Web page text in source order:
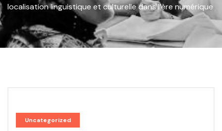
localisation linguistique et culturelle dans l’ère numérique
Uncategorized